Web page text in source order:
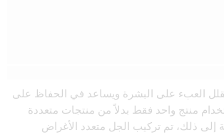
العبء على البشرة ويساعد في الحفاظ على
منتج واحد فقط بدلاً من منتجات متعددة
إلى ذلك، تم تركيب الجل متعدد الأغراض